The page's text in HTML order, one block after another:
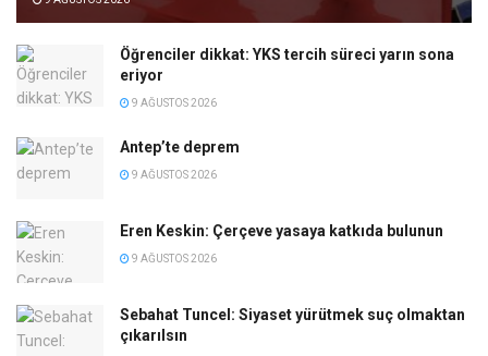
Öğrenciler dikkat: YKS tercih süreci yarın sona
eriyor
9 AĞUSTOS 2026
Antep’te deprem
9 AĞUSTOS 2026
Eren Keskin: Çerçeve yasaya katkıda bulunun
9 AĞUSTOS 2026
Sebahat Tuncel: Siyaset yürütmek suç olmaktan
çıkarılsın